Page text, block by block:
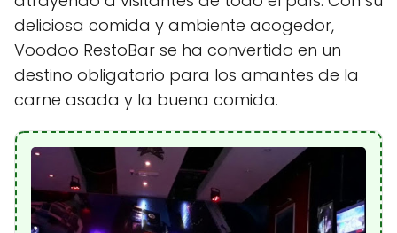
deliciosa comida y ambiente acogedor,
Voodoo RestoBar se ha convertido en un
destino obligatorio para los amantes de la
carne asada y la buena comida.